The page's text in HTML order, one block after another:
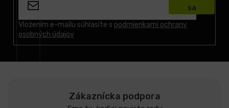
Vložením e-mailu súhlasíte s podmienkami ochrany
osobných údajov
sa
Zákaznícka podpora